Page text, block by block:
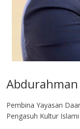
Pembina Yayasan
Pengasuh Kultur Islami